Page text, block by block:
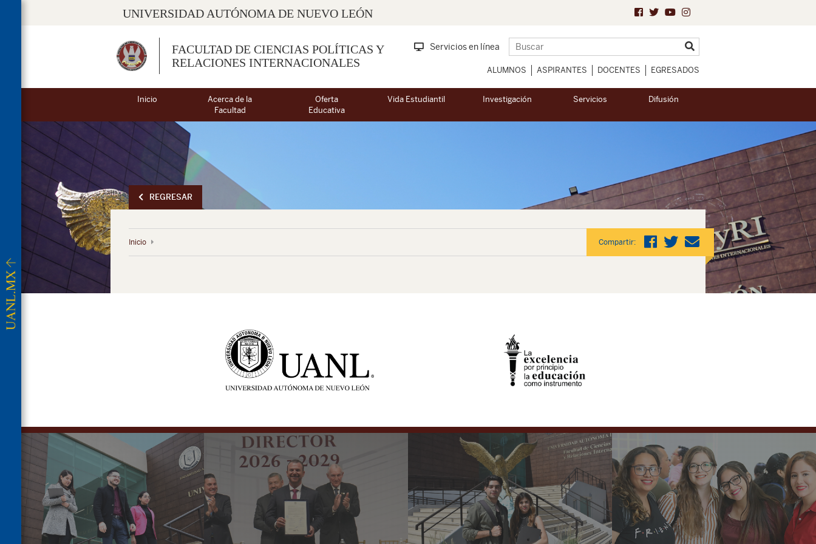
UNIVERSIDAD AUTÓNOMA DE NUEVO LEÓN
FACULTAD DE CIENCIAS POLÍTICAS Y
RELACIONES INTERNACIONALES
Servicios en línea
ALUMNOS ASPIRANTES DOCENTES EGRESADOS
Inicio
Acerca de la
Facultad
Oferta
Educativa
Vida Estudiantil Investigación Servicios Difusión
REGRESAR
Inicio Compartir: